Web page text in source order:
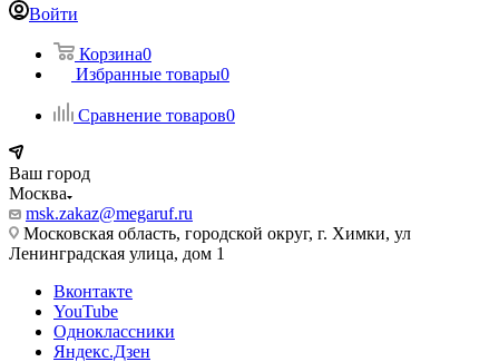
Войти
Корзина0
Избранные товары0
Сравнение товаров0
Ваш город
Москва
msk.zakaz@megaruf.ru
Московская область, городской округ, г. Химки, ул
Ленинградская улица, дом 1
Вконтакте
YouTube
Одноклассники
Яндекс.Дзен